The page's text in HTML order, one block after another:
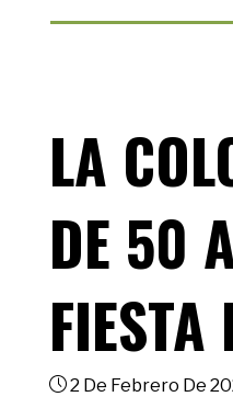
LA
DE 50
FIESTA
2 De Febrero De